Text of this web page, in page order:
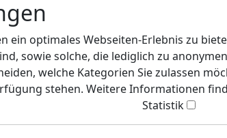
ein optimales Webseiten-Erlebnis zu
sowie solche, die lediglich zu
welche Kategorien Sie zulassen
stehen. Weitere Informationen
Statistik